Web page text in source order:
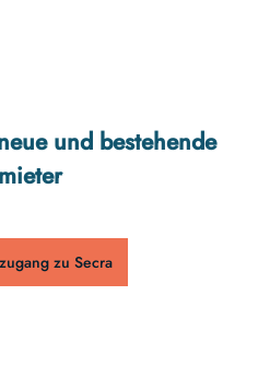
und bestehende
zu Secra